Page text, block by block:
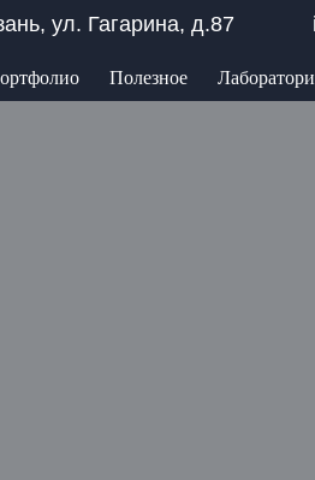
ул. Гагарина, д.87
Полезное